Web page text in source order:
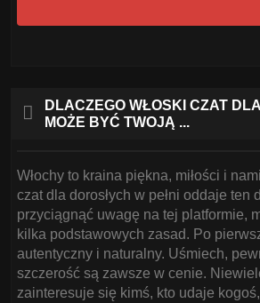
DLACZEGO WŁOSKI CZAT
MOŻE BYĆ TWOJĄ ...
Włochy to kraina piękna, miłości i
czat dla dorosłych w pełni oddaje ten
przyciągnąć uwagę na tej platformie,
kilka podstawowych zasad. Po
autentyczny i naturalny. Uśmiech,
szczerość są zawsze w cenie.
zainteresuje się kimś, kto udaje